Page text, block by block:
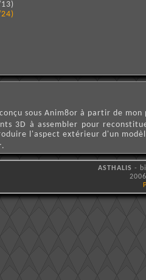
sous Anim8or à partir de
3D à assembler pour
l'aspect extérieur d'un
.
ASTHALIS -